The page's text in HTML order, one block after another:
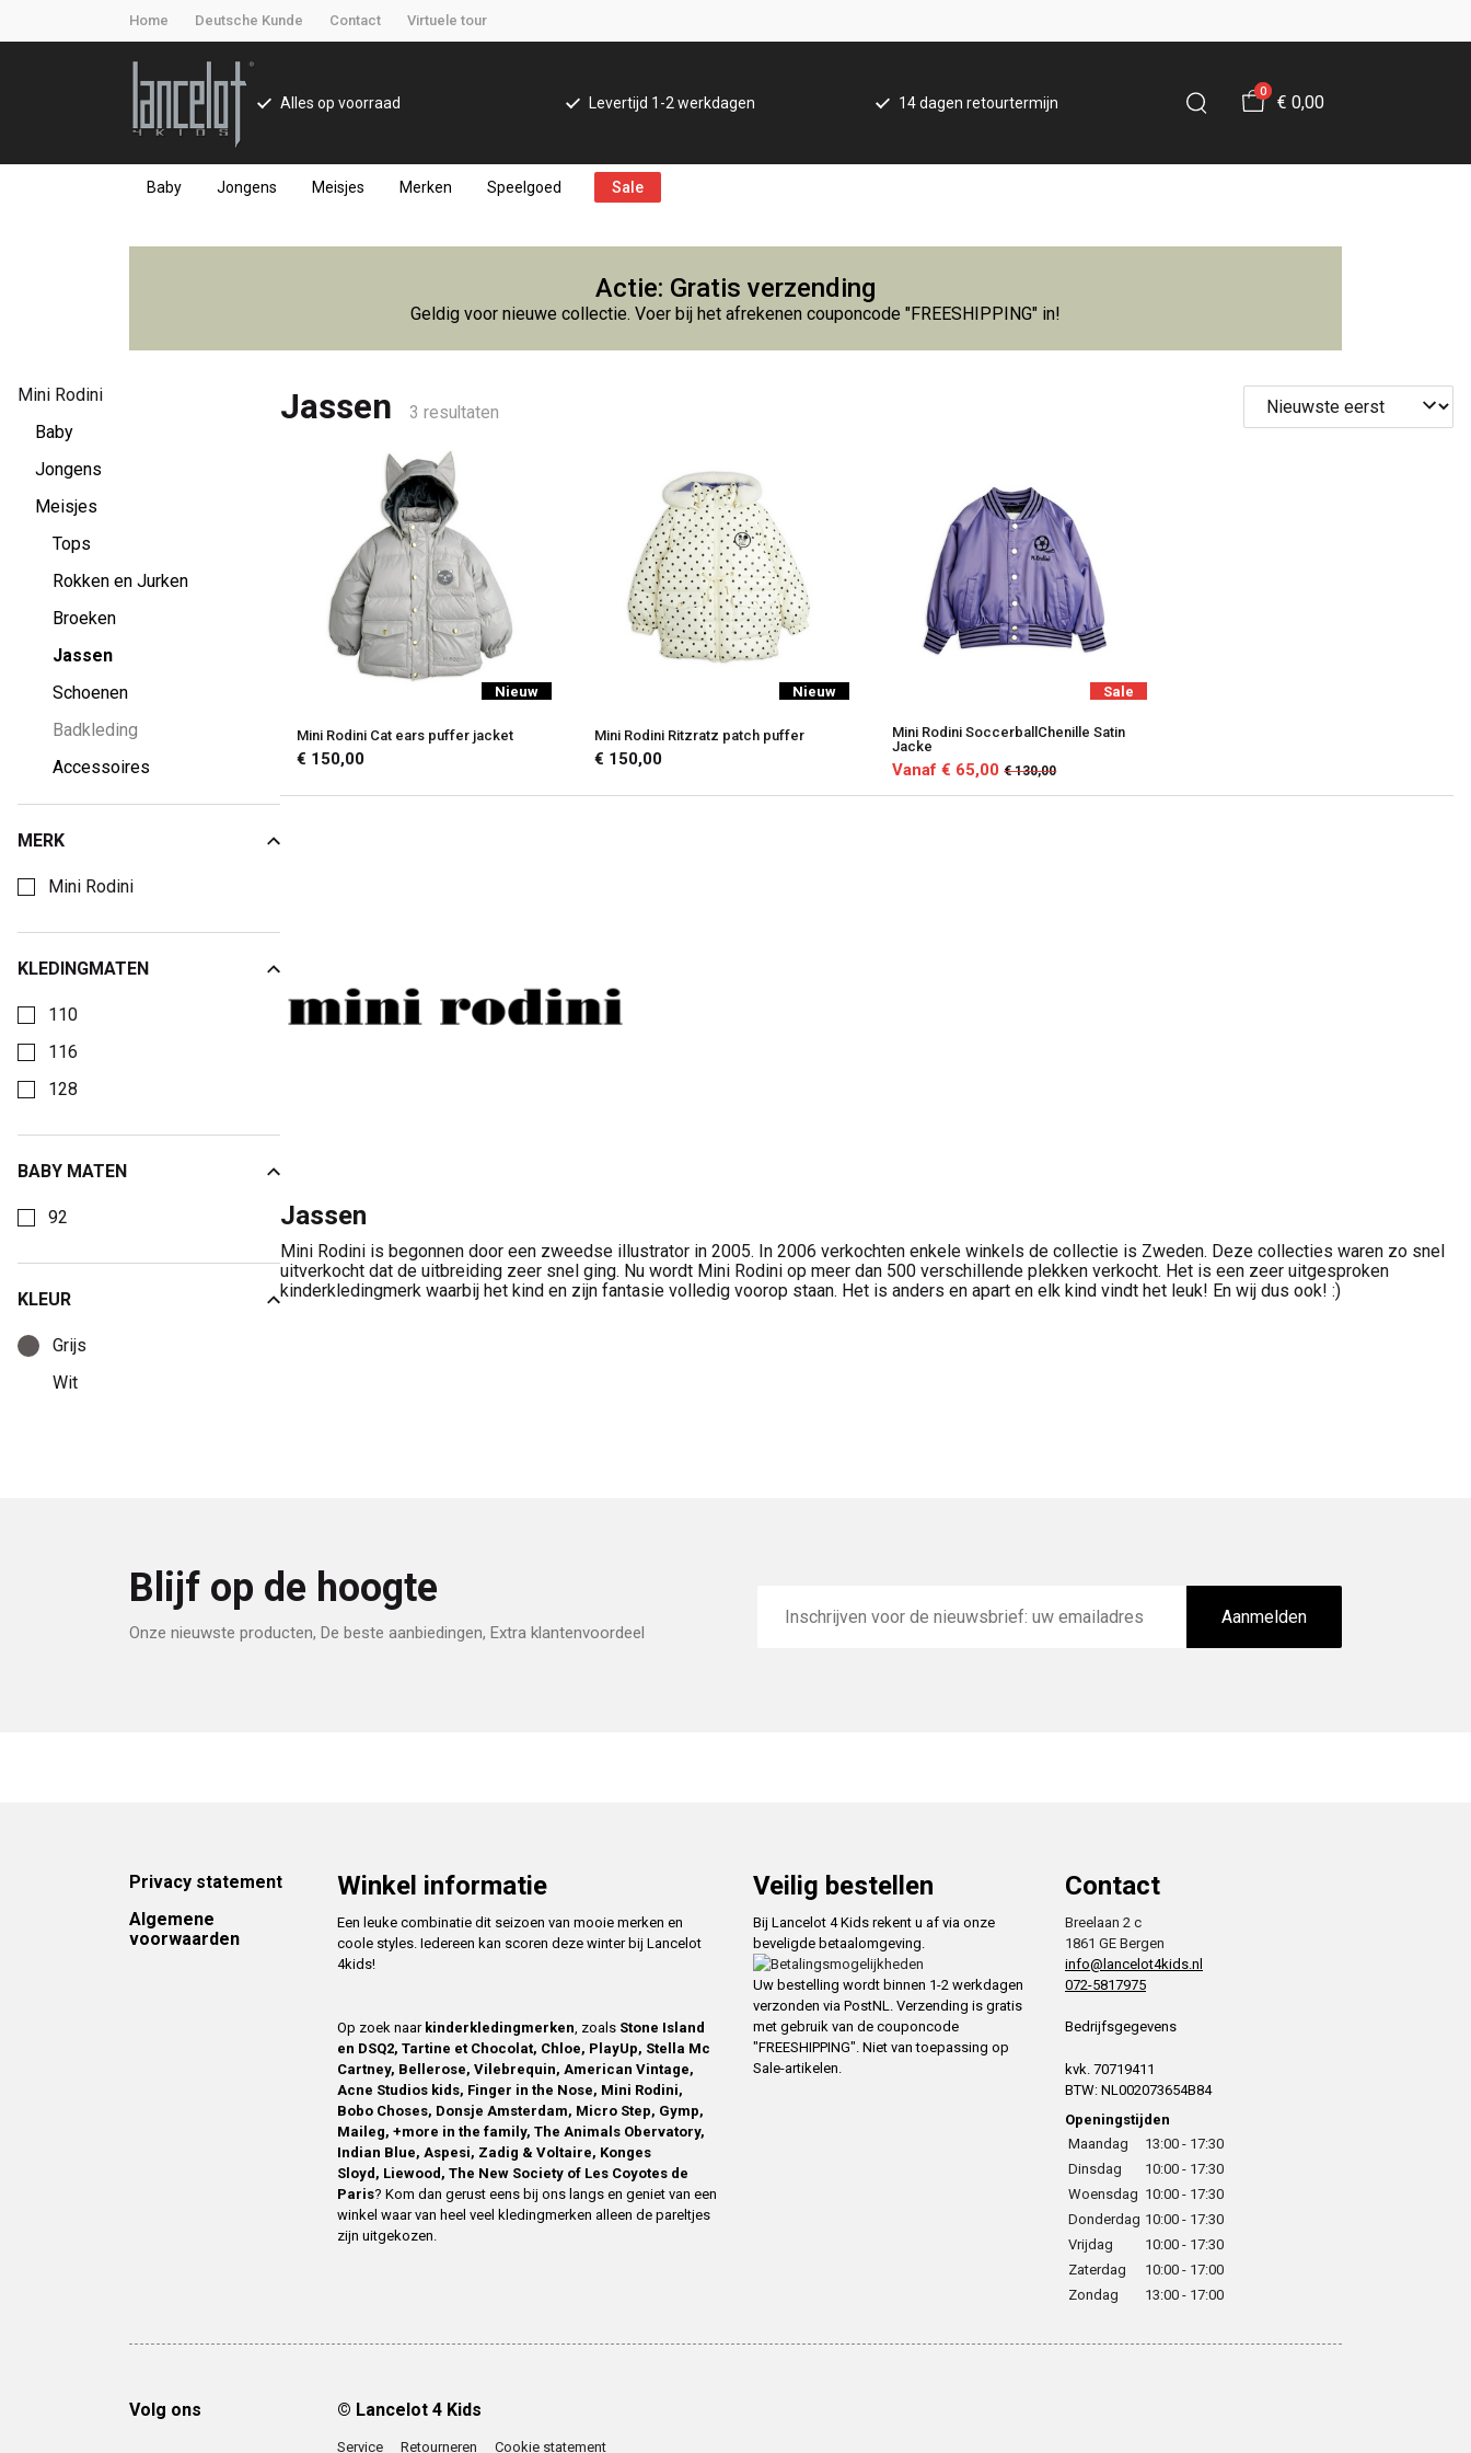
Home Deutsche Kunde Contact Virtuele tour
Alles op voorraad Levertijd 1-2 werkdagen 14 dagen retourtermijn
0
€ 0,00
Baby Jongens Meisjes Merken Speelgoed Sale
Jassen
Lancelot
4
Kids
Actie: Gratis verzending
Geldig voor nieuwe collectie. Voer bij het afrekenen couponcode "FREESHIPPING" in!
Mini Rodini
Baby
Jongens
Meisjes
Tops
Rokken en Jurken
Broeken
Jassen
Schoenen
Badkleding
Accessoires
MERK
Mini Rodini
KLEDINGMATEN
110
116
128
BABY MATEN
92
KLEUR
Grijs
Wit
Jassen 3 resultaten
Nieuw
Mini Rodini Cat ears puffer jacket
€ 150,00
Nieuw
Mini Rodini Ritzratz patch puffer
€ 150,00
Sale
Mini Rodini SoccerballChenille Satin
Jacke
Vanaf € 65,00 € 130,00
Jassen
Mini Rodini is begonnen door een zweedse illustrator in 2005. In 2006 verkochten enkele winkels de collectie is Zweden. Deze collecties waren zo snel
uitverkocht dat de uitbreiding zeer snel ging. Nu wordt Mini Rodini op meer dan 500 verschillende plekken verkocht. Het is een zeer uitgesproken
kinderkledingmerk waarbij het kind en zijn fantasie volledig voorop staan. Het is anders en apart en elk kind vindt het leuk! En wij dus ook! :)
Blijf op de hoogte
Onze nieuwste producten, De beste aanbiedingen, Extra klantenvoordeel
mailadres
Aanmelden
Footer
Privacy statement
Algemene
voorwaarden
Winkel informatie
Een leuke combinatie dit seizoen van mooie merken en
coole styles. Iedereen kan scoren deze winter bij Lancelot
4kids!
Op zoek naar kinderkledingmerken , zoals Stone Island
en DSQ2, Tartine et Chocolat, Chloe, PlayUp, Stella Mc
Cartney, Bellerose, Vilebrequin, American Vintage,
Acne Studios kids, Finger in the Nose, Mini Rodini,
Bobo Choses, Donsje Amsterdam, Micro Step, Gymp,
Maileg, +more in the family, The Animals Obervatory,
Indian Blue, Aspesi, Zadig & Voltaire, Konges
Sloyd, Liewood, The New Society of Les Coyotes de
Paris? Kom dan gerust eens bij ons langs en geniet van een
winkel waar van heel veel kledingmerken alleen de pareltjes
zijn uitgekozen.
Veilig bestellen
Bij Lancelot 4 Kids rekent u af via onze
beveligde betaalomgeving.
Uw bestelling wordt binnen 1-2 werkdagen
verzonden via PostNL. Verzending is gratis
met gebruik van de couponcode
"FREESHIPPING". Niet van toepassing op
Sale-artikelen.
Contact
Breelaan 2 c
1861 GE Bergen
info@lancelot4kids.nl
072-5817975
Bedrijfsgegevens
kvk. 70719411
BTW: NL002073654B84
Openingstijden
Maandag
13:00 - 17:30
Dinsdag
10:00 - 17:30
Woensdag 10:00 - 17:30
Donderdag 10:00 - 17:30
Vrijdag
10:00 - 17:30
Zaterdag
10:00 - 17:00
Zondag
13:00 - 17:00
Volg ons © Lancelot 4 Kids
Service Retourneren Cookie statement